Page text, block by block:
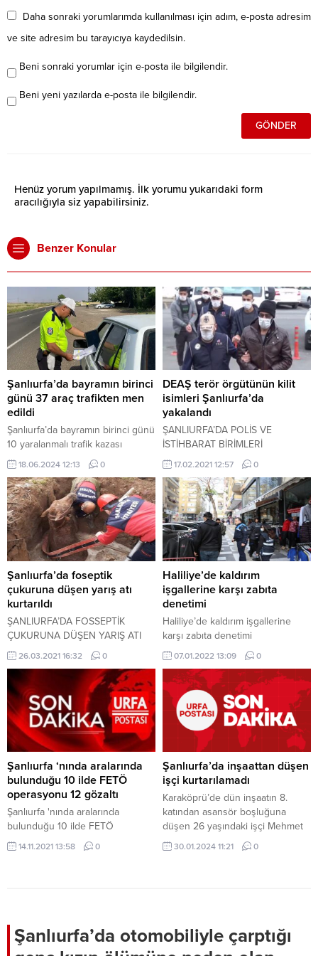
Daha sonraki yorumlarımda kullanılması için adım, e-posta adresim
ve site adresim bu tarayıcıya kaydedilsin.
Beni sonraki yorumlar için e-posta ile bilgilendir.
Beni yeni yazılarda e-posta ile bilgilendir.
Henüz yorum yapılmamış. İlk yorumu yukarıdaki form
aracılığıyla siz yapabilirsiniz.
Benzer Konular
Şanlıurfa’da bayramın birinci
günü 37 araç trafikten men
edildi
Şanlıurfa’da bayramın birinci günü
10 yaralanmalı trafik kazası
meydana geldi ve bu kazalarda 14
kişi yaralandı. ŞANLIURFA-
Şanlıurfa İl Emniyet Müdürlüğü
Trafik Denetleme birimleri,
bayramın birinci günü de
uygulamalarına devam etti.
Şanlıurfa’da emniyet ekipleri
tarafından yapılan denetimlerde
863 araç kontrol edildi ve bu
araçlardan 215’ine trafik kurallarını
ihlal ettikleri için...
18.06.2024 12:13 0
DEAŞ terör örgütünün kilit
isimleri Şanlıurfa’da
yakalandı
ŞANLIURFA’DA POLİS VE
İSTİHBARAT BİRİMLERİ
TARAFINDAN YAPILAN ORTAK
ÇALIŞMADA, DEAŞ TERÖR
ÖRGÜTÜ İÇERİSİNDE KİLİT
KONUMDA BULUNAN SURİYE
UYRUKLU 3 KİŞİ YAKALANDI.
17.02.2021 12:57 0
Şanlıurfa’da foseptik
çukuruna düşen yarış atı
kurtarıldı
ŞANLIURFA’DA FOSSEPTİK
ÇUKURUNA DÜŞEN YARIŞ ATI
KURTARILDI
26.03.2021 16:32 0
Haliliye’de kaldırım
işgallerine karşı zabıta
denetimi
Haliliye’de kaldırım işgallerine
karşı zabıta denetimi
07.01.2022 13:09 0
Şanlıurfa ‘nında aralarında
bulunduğu 10 ilde FETÖ
operasyonu 12 gözaltı
Şanlıurfa 'nında aralarında
bulunduğu 10 ilde FETÖ
operasyonu 12 gözaltı
14.11.2021 13:58 0
Şanlıurfa’da inşaattan düşen
işçi kurtarılamadı
Karaköprü’de dün inşaatın 8.
katından asansör boşluğuna
düşen 26 yaşındaki işçi Mehmet
Azak’tan acı haber geldi.
düşme vakalarına dün bir yenisi
daha eklenmişti. İddiaya göre,
30.01.2024 11:21 0
Şanlıurfa’da otomobiliyle çarptığı